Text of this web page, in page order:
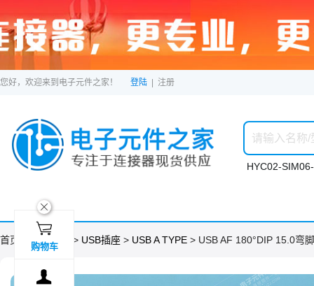
您好，欢迎来到电子元件之家！ 登陆 注册
HYC02-
首页 > 分类目录 > USB插座 > USB A TYPE > USB AF 180°DIP 15.0弯
ဆ

购物车
